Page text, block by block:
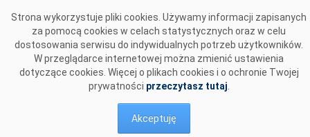
Strona wykorzystuje pliki cookies. Używamy informacji zapisanych
za pomocą cookies w celach statystycznych oraz w celu
dostosowania serwisu do indywidualnych potrzeb użytkowników.
W przeglądarce internetowej można zmienić ustawienia
dotyczące cookies. Więcej o plikach cookies i o ochronie Twojej
prywatności przeczytasz tutaj
Akceptuję